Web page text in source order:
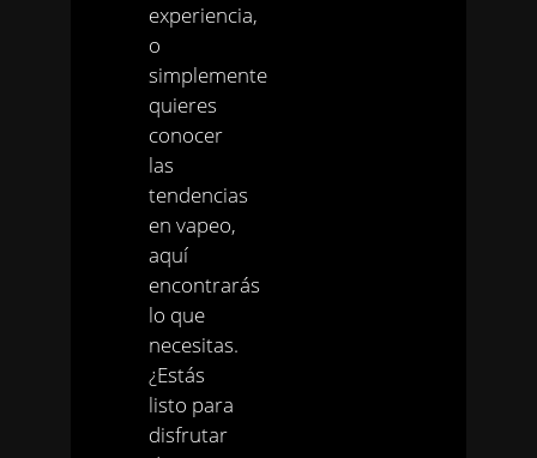
experiencia,
o
simplemente
quieres
conocer
las
tendencias
en vapeo,
aquí
encontrarás
lo que
necesitas.
¿Estás
listo para
disfrutar